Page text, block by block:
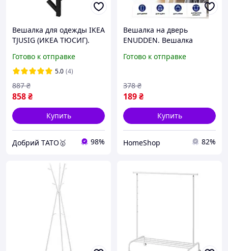
Вешалка для одежды IKEA
TJUSIG (ИКЕА ТЮСИГ).
Готово к отправке
5.0 (4)
858₴
887 ₴
Купить
Добрий TАТО🥇 98%
Вешалка на дверь
ENUDDEN. Вешалка
Белая вешалка на дверь
Готово к отправке
189₴
378 ₴
Купить
HomeShop 82%